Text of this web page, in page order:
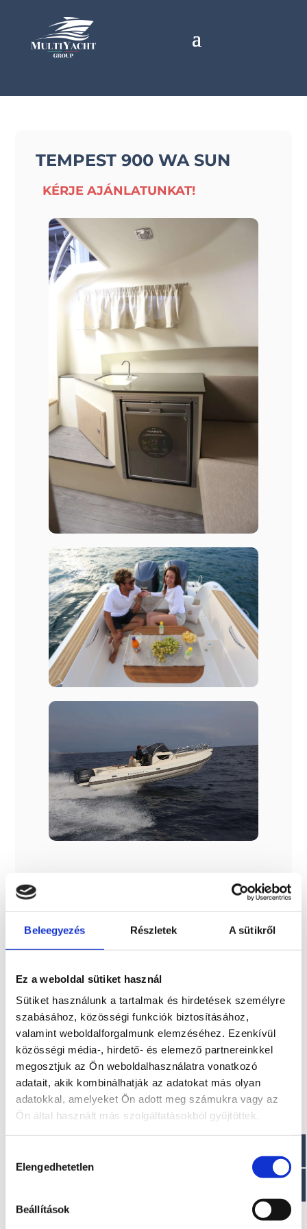
Beleegyezés Részletek A sütikről
Ez a weboldal sütiket használ
Sütiket használunk a tartalmak és hirdetések személyre
szabásához, közösségi funkciók biztosításához,
valamint weboldalforgalmunk elemzéséhez. Ezenkívül
közösségi média-, hirdető- és elemező partnereinkkel
megosztjuk az Ön weboldalhasználatra vonatkozó
adatait, akik kombinálhatják az adatokat más olyan
adatokkal, amelyeket Ön adott meg számukra vagy az
Ön által használt más szolgáltatásokból gyűjtöttek.
kiválasztása
Elengedhetetlen
Beállítások
TEMPEST 900 WA SUN
KÉRJE AJÁNLATUNKAT!
Méretek
Szélesség: 3,30 m
Hossz: 9,50 m
Csőátmérő : 0,65 m max
Személy kapacitása : 18 fő
Paraméterek
CE jóváhagyás Neoprén-Hypalon
Szállítási költség
Az ár nem tartalmazza a szállítási költséget! 7 méterig
További információk
A típussal kapcsolatos további információkat az alábbi
weboldalon találhatja meg: cantiericapelli.com